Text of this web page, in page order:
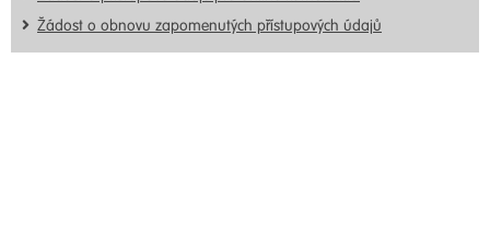
Žádost o obnovu zapomenutých přístupových údajů